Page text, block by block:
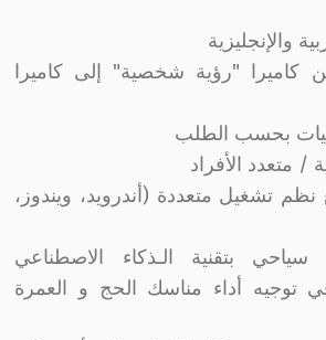
والإنجليزية
كاميرا "رؤية شخصية" إلى كاميرا
بحسب الطلب
/ متعدد الأفراد
تشغيل متعددة (أندرويد، ويندوز،
بتقنية الـذكاء الاصطناعي
توجيه أداء مناسك الحج و العمرة